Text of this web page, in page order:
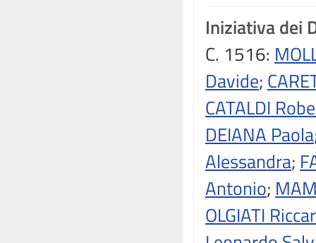
Iniziativa dei
C. 1516:
Davide;
CATALDI
DEIANA Paola
Alessandra;
Antonio;
OLGIATI